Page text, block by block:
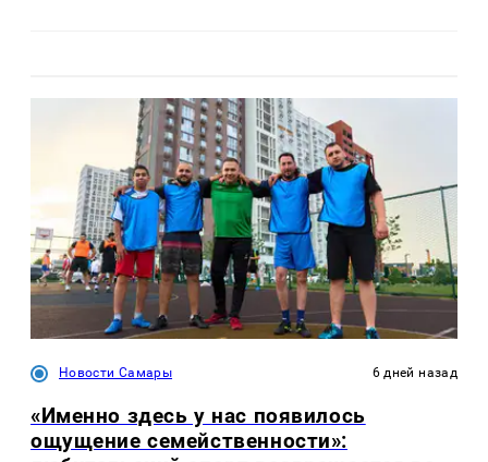
Новости Самары 6 дней назад
«Именно здесь у нас появилось
ощущение семейственности»: